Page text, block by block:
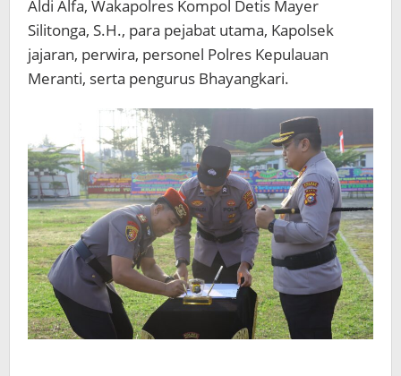
Aldi Alfa, Wakapolres Kompol Detis Mayer
Silitonga, S.H., para pejabat utama, Kapolsek
jajaran, perwira, personel Polres Kepulauan
Meranti, serta pengurus Bhayangkari.